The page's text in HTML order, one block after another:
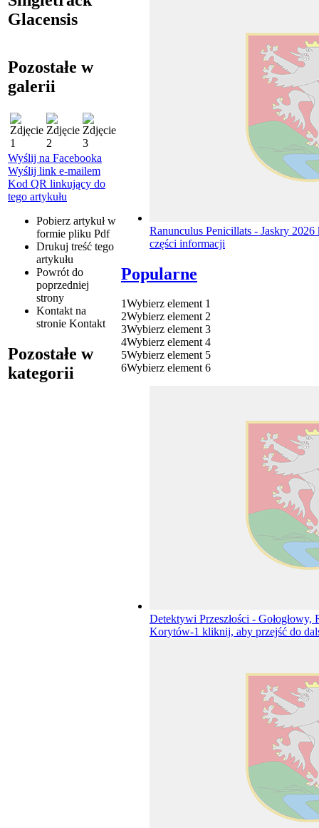
Glacensis
Pozostałe w
galerii
Wyślij na Facebooka
Wyślij link e-mailem
Kod QR linkujący do
tego artykułu
Pobierz artykuł w
formie pliku Pdf
Drukuj treść tego
artykułu
Powrót do
poprzedniej
strony
Kontakt na
stronie Kontakt
Pozostałe w
kategorii
Ranunculus Penicillats - Jaskry 2026
części informacji
Popularne
1Wybierz element 1
2Wybierz element 2
3Wybierz element 3
4Wybierz element 4
5Wybierz element 5
6Wybierz element 6
Detektywi Przeszłości -
Korytów-1 kliknij, aby przejść do